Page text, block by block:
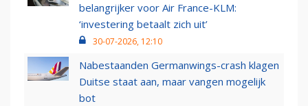
belangrijker voor Air France-KLM:
‘investering betaalt zich uit’
30-07-2026, 12:10
Nabestaanden Germanwings-crash klagen
Duitse staat aan, maar vangen mogelijk
bot